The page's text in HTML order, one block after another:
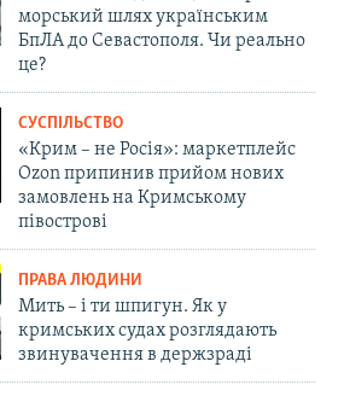
морський шлях українським
БпЛА до Севастополя. Чи реально
це?
СУСПІЛЬСТВО
«Крим – не Росія»: маркетплейс
Ozon припинив прийом нових
замовлень на Кримському
півострові
ПРАВА ЛЮДИНИ
Мить – і ти шпигун. Як у
кримських судах розглядають
звинувачення в держзраді